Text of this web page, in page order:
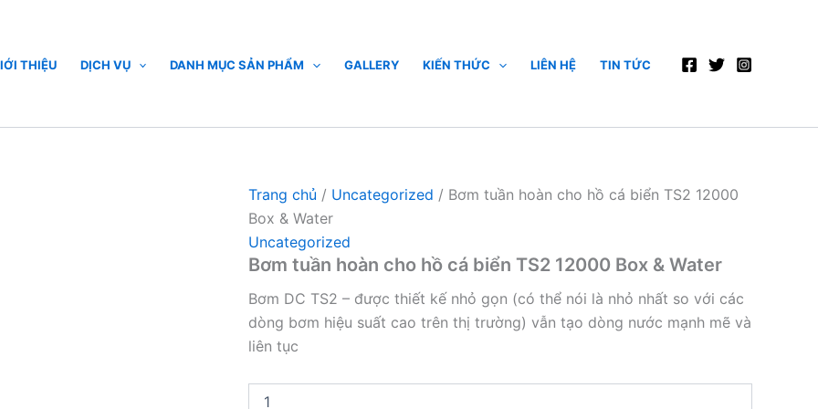
THIỆU DỊCH VỤ DANH MỤC SẢN PHẨM GALLERY KIẾN THỨC LIÊN HỆ TIN TỨC
Trang chủ / Uncategorized / Bơm tuần hoàn cho hồ cá biển TS2 12000
Box & Water
Uncategorized
Bơm tuần hoàn cho hồ cá biển TS2 12000 Box & Water
Bơm DC TS2 – được thiết kế nhỏ gọn (có thể nói là nhỏ nhất so với các
dòng bơm hiệu suất cao trên thị trường) vẫn tạo dòng nước mạnh mẽ và
liên tục
cho
&
Water
số
lượng